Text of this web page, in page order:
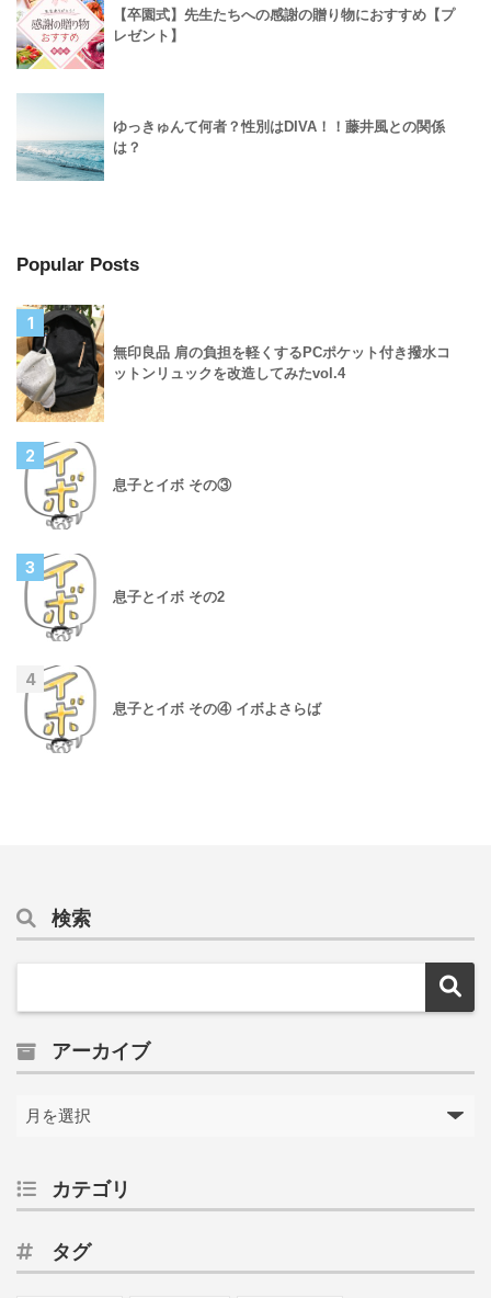
【卒園式】先生たちへの感謝の贈り物におすすめ【プ
レゼント】
ゆっきゅんて何者？性別はDIVA！！藤井風との関係
は？
Popular Posts
1
無印良品 肩の負担を軽くするPCポケット付き撥水コ
ットンリュックを改造してみたvol.4
2
息子とイボ その③
3
息子とイボ その2
4
息子とイボ その④ イボよさらば
検索
アーカイブ
カテゴリ
タグ